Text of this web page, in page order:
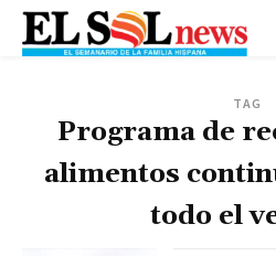
TAG
Programa de
alimentos
todo el